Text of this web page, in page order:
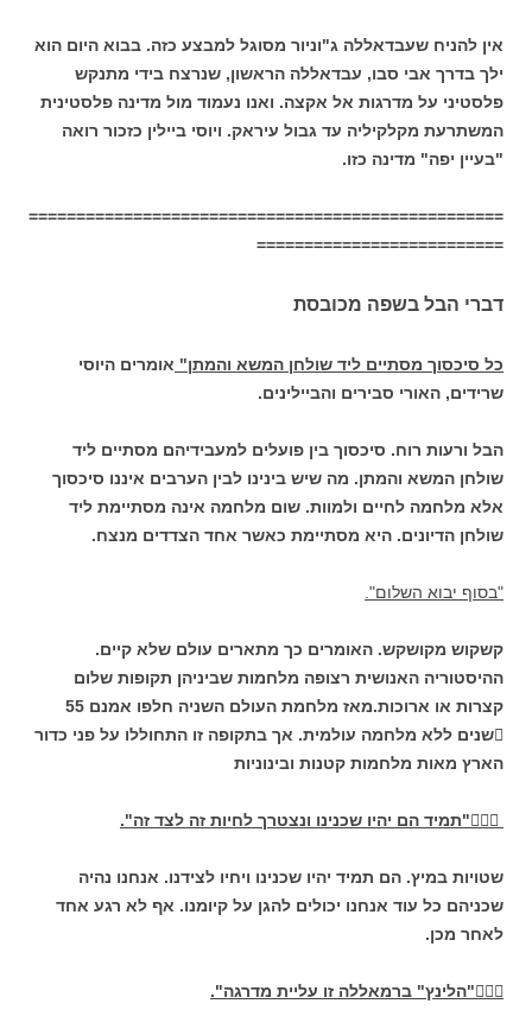
אין להניח שעבדאללה ג"וניור מסוגל למבצע כזה. בבוא היום הוא
ילך בדרך אבי סבו, עבדאללה הראשון, שנרצח בידי מתנקש
פלסטיני על מדרגות אל אקצה. ואנו נעמוד מול מדינה פלסטינית
המשתרעת מקלקיליה עד גבול עיראק. ויוסי ביילין כזכור רואה
"בעיין יפה" מדינה כזו.
==================================================
==========================
דברי הבל בשפה מכובסת
כל סיכסוך מסתיים ליד שולחן המשא והמתן" אומרים היוסי
שרידים, האורי סבירים והביילינים.
הבל ורעות רוח. סיכסוך בין פועלים למעבידיהם מסתיים ליד
שולחן המשא והמתן. מה שיש בינינו לבין הערבים איננו סיכסוך
אלא מלחמה לחיים ולמוות. שום מלחמה אינה מסתיימת ליד
שולחן הדיונים. היא מסתיימת כאשר אחד הצדדים מנצח.
"בסוף יבוא השלום".
קשקוש מקושקש. האומרים כך מתארים עולם שלא קיים.
ההיסטוריה האנושית רצופה מלחמות שביניהן תקופות שלום
קצרות או ארוכות.מאז מלחמת העולם השניה חלפו אמנם 55
שנים ללא מלחמה עולמית. אך בתקופה זו התחוללו על פני כדור
הארץ מאות מלחמות קטנות ובינוניות
"תמיד הם יהיו שכנינו ונצטרך לחיות זה לצד זה".
שטויות במיץ. הם תמיד יהיו שכנינו ויחיו לצידנו. אנחנו נהיה
שכניהם כל עוד אנחנו יכולים להגן על קיומנו. אף לא רגע אחד
לאחר מכן.
"הלינץ" ברמאללה זו עליית מדרגה".